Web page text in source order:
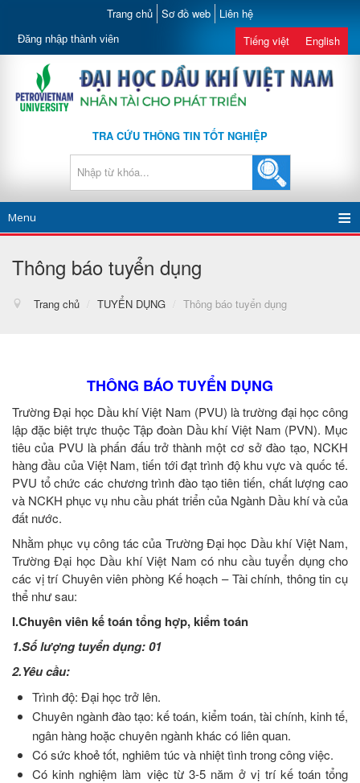
Trang chủ Sơ đồ web Liên hệ
Đăng nhập thành viên Tiếng việt English
TRA CỨU THÔNG TIN TỐT NGHIỆP
Menu
Thông báo tuyển dụng
Trang chủ / TUYỂN DỤNG / Thông báo tuyển dụng
THÔNG BÁO TUYỂN DỤNG
Trường Đại học Dầu khí Việt Nam (PVU) là trường đại học công
lập đặc biệt trực thuộc Tập đoàn Dầu khí Việt Nam (PVN). Mục
tiêu của PVU là phấn đấu trở thành một cơ sở đào tạo, NCKH
hàng đầu của Việt Nam, tiến tới đạt trình độ khu vực và quốc tế.
PVU tổ chức các chương trình đào tạo tiên tiến, chất lượng cao
và NCKH phục vụ nhu cầu phát triển của Ngành Dầu khí và của
đất nước.
Nhằm phục vụ công tác của Trường Đại học Dầu khí Việt Nam,
Trường Đại học Dầu khí Việt Nam có nhu cầu tuyển dụng cho
các vị trí Chuyên viên phòng Kế hoạch – Tài chính, thông tin cụ
thể như sau:
I.Chuyên viên kế toán tổng hợp, kiểm toán
1.Số lượng tuyển dụng: 01
2.Yêu cầu:
Trình độ: Đại học trở lên.
Chuyên ngành đào tạo: kế toán, kiểm toán, tài chính, kinh tế,
ngân hàng hoặc chuyên ngành khác có liên quan.
Có sức khoẻ tốt, nghiêm túc và nhiệt tình trong công việc.
Có kinh nghiệm làm việc từ 3-5 năm ở vị trí kế toán tổng